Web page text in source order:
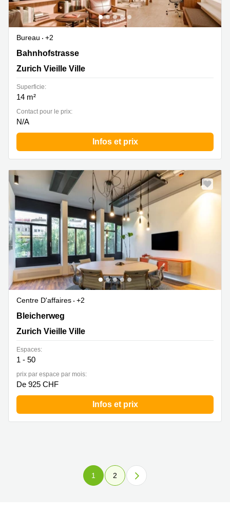
Bureau
+2
Bahnhofstrasse 22, Zurich Vieille Ville
Bahnhofstrasse
Zurich Vieille Ville
Superficie:
14 m²
Contact pour le prix:
N/A
Infos et prix
Centre D'affaires
+2
Bleicherweg 10, Zurich Vieille Ville
Bleicherweg
Zurich Vieille Ville
Espaces:
1 - 50
prix par espace par mois:
De 925 CHF
Infos et prix
1 2